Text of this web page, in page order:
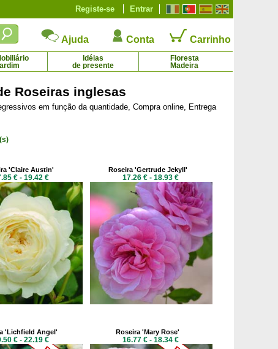
Entrar
Registe-se
Ajuda Conta Carrinho
Idéias
de presente
Floresta
Madeira
Eleagnus ebbingei Equinácea 'Cheyenne Spirit'
Roseiras inglesas
em função da quantidade, Compra online, Entrega
'Claire Austin'
€ - 19.42 €
Roseira 'Gertrude Jekyll'
17.26 € - 18.93 €
'Lichfield Angel'
€ - 22.19 €
Roseira 'Mary Rose'
16.77 € - 18.34 €